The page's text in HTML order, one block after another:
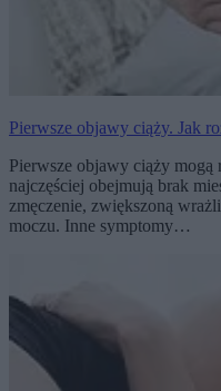
Pierwsze objawy ciąży. Jak
Pierwsze objawy ciąży mogą
najczęściej obejmują brak
zmęczenie, zwiększoną
moczu. Inne symptomy…